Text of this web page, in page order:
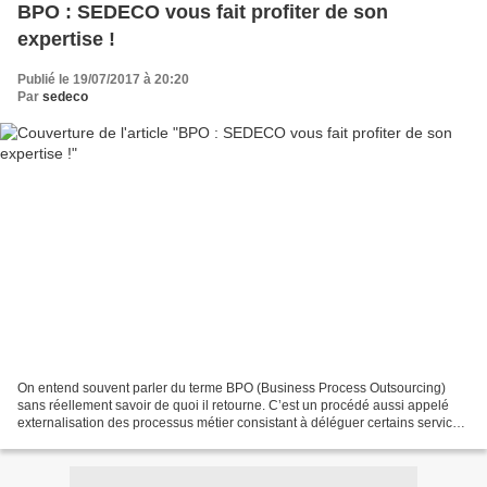
BPO : SEDECO vous fait profiter de son
expertise !
Publié le 19/07/2017 à 20:20
Par sedeco
On entend souvent parler du terme BPO (Business Process Outsourcing)
sans réellement savoir de quoi il retourne. C’est un procédé aussi appelé
externalisation des processus métier consistant à déléguer certains services